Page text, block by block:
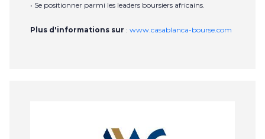
• Se positionner parmi les leaders boursiers africains.
Plus d'informations sur : www.casablanca-bourse.com